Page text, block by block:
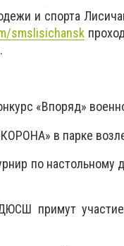
и спорта
smslisichansk
«Впоряд»
в парке
по настольному
примут